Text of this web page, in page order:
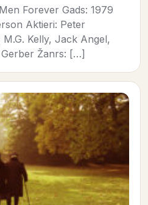
Forever Gads: 1979
Aktieri: Peter
Kelly, Jack Angel,
Žanrs: […]